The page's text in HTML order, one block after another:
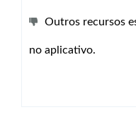
Outros recursos
no aplicativo.